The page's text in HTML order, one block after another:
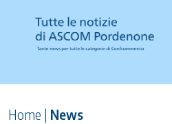
Home | News